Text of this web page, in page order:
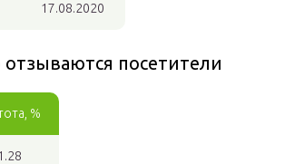
17.08.2020
посетители
%